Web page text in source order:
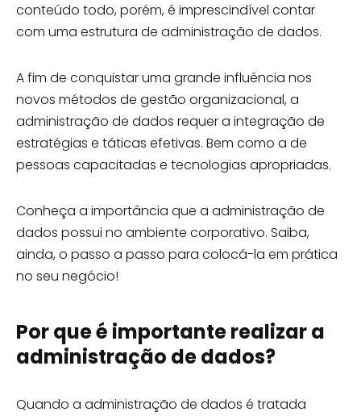
conteúdo todo, porém, é imprescindível contar
com uma estrutura de administração de dados.
A fim de conquistar uma grande influência nos
novos métodos de gestão organizacional, a
administração de dados requer a integração de
estratégias e táticas efetivas. Bem como a de
pessoas capacitadas e tecnologias apropriadas.
Conheça a importância que a administração de
dados possui no ambiente corporativo. Saiba,
ainda, o passo a passo para colocá-la em prática
no seu negócio!
Por que é importante realizar a
administração de dados?
Quando a administração de dados é tratada